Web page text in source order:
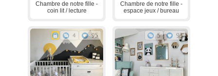
Chambre de notre fille -
coin lit / lecture
Chambre de notre fille -
espace jeux / bureau
4 95 5 93